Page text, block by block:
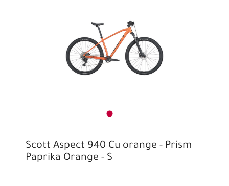
Scott Aspect 940 Cu orange - Prism
Paprika Orange - S